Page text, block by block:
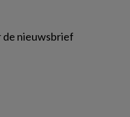
de nieuwsbrief